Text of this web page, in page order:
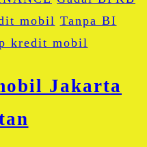
mobil Tanpa BI
kredit mobil
Jakarta